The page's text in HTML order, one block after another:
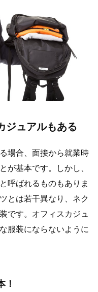
ジュアルもある
場合、面接から就業時
が基本です。しかし、
呼ばれるものもありま
とは若干異なり、ネク
です。オフィスカジュ
服装にならないように
！